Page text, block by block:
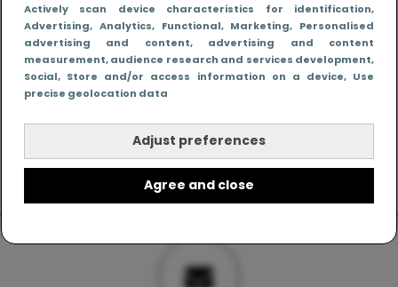
Actively scan device characteristics for identification,
Advertising, Analytics, Functional, Marketing, Personalised
advertising and content, advertising and content
measurement, audience research and services development,
Social, Store and/or access information on a device, Use
precise geolocation data
Adjust preferences
Agree and close